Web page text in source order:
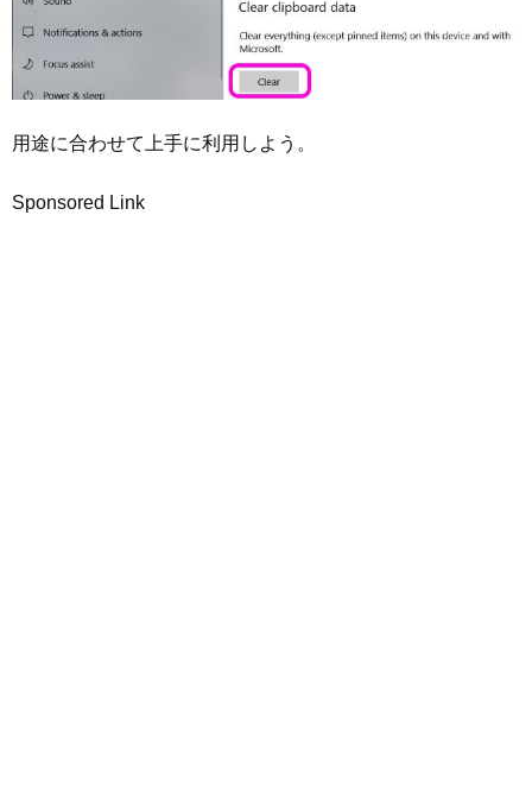
用途に合わせて上手に利用しよう。
Sponsored Link